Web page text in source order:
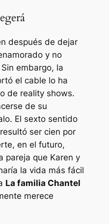
después de dejar
y no
embargo, la
el cable lo ha
de reality shows.
de su
El sexto sentido
ser cien por
en el futuro,
pareja que Karen y
la vida más fácil
La familia Chantel
merece